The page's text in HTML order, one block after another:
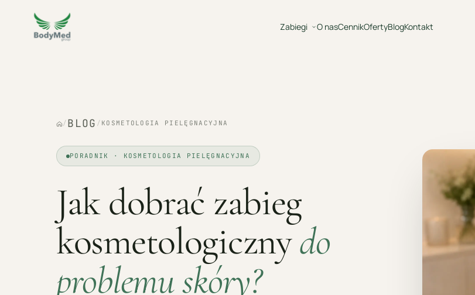
Zabiegi O nasCennikOfertyBlogKontakt
/ BLOG / KOSMETOLOGIA PIELĘGNACYJNA
PORADNIK · KOSMETOLOGIA PIELĘGNACYJNA
Jak dobrać zabieg
kosmetologicznydo
problemu skóry?